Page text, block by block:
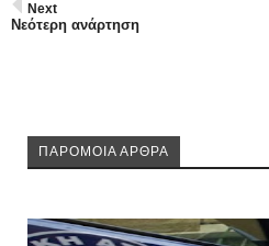
Next
Νεότερη ανάρτηση
ΠΑΡΟΜΟΙΑ ΑΡΘΡΑ